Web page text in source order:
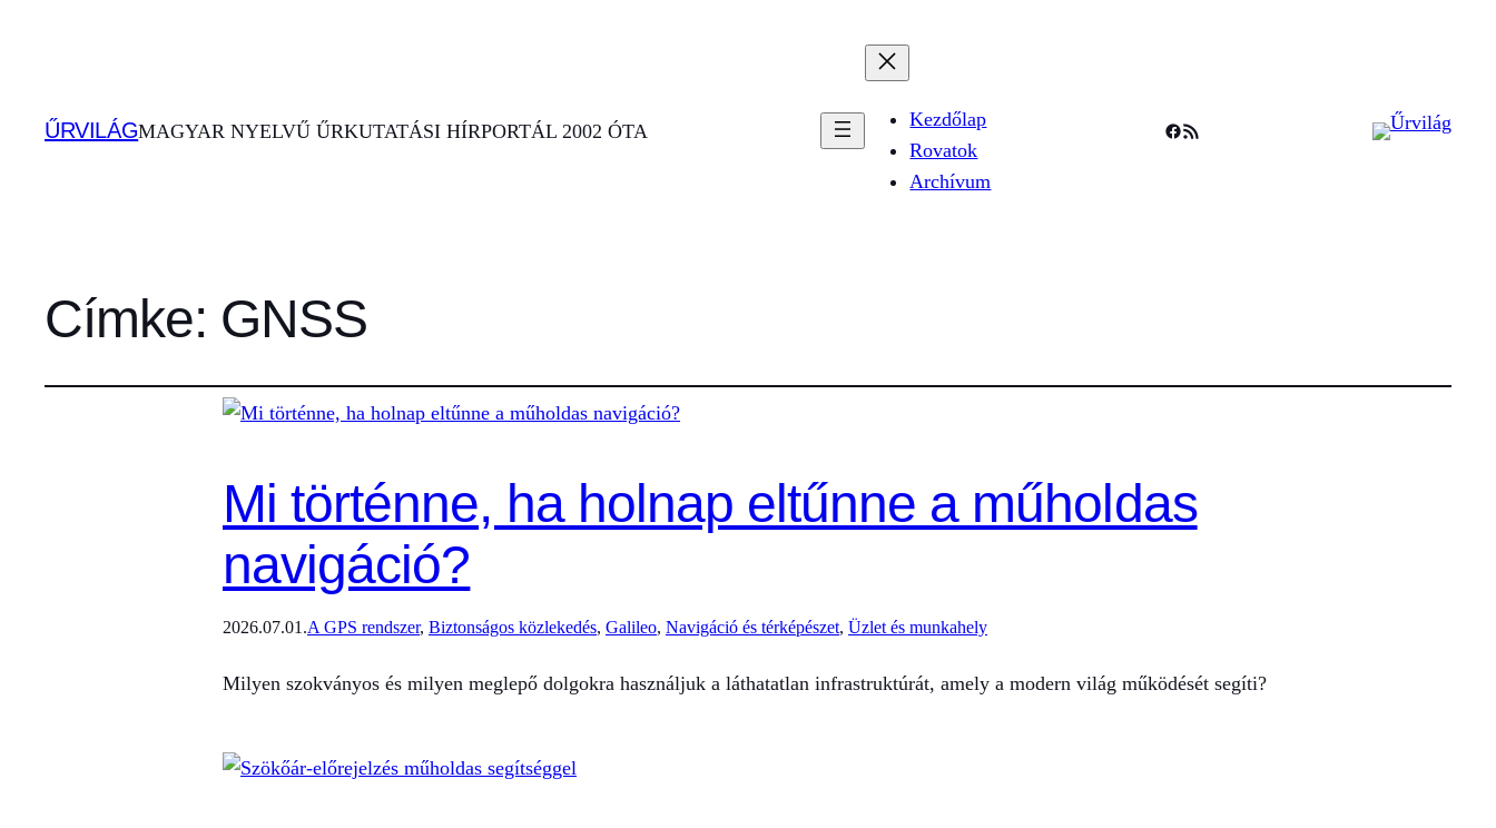
ŰRVILÁGMAGYAR NYELVŰ ŰRKUTATÁSI HÍRPORTÁL 2002 ÓTA
Kezdőlap
Rovatok
Archívum
Facebook
RSS Feed
Címke: GNSS
Mi történne, ha holnap eltűnne a műholdas
navigáció?
2026.07.01.A GPS rendszer, Biztonságos közlekedés, Galileo, Navigáció és térképészet, Üzlet és munkahely
Milyen szokványos és milyen meglepő dolgokra használjuk a láthatatlan infrastruktúrát, amely a modern világ működését segíti?